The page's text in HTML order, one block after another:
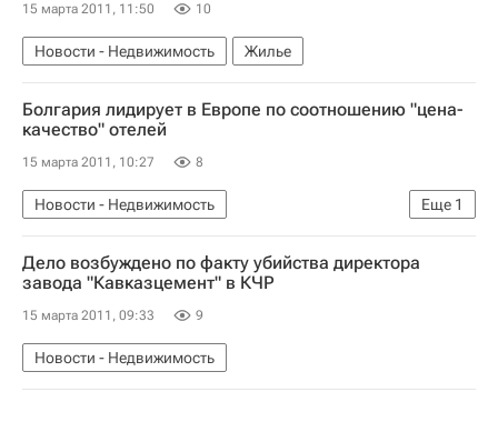
15 марта 2011, 11:50 10
Новости - Недвижимость Жилье
Болгария лидирует в Европе по соотношению "цена-
качество" отелей
15 марта 2011, 10:27 8
Еще 1
Новости - Недвижимость
Коммерческая недвижимость
Дело возбуждено по факту убийства директора
завода "Кавказцемент" в КЧР
15 марта 2011, 09:33 9
Новости - Недвижимость